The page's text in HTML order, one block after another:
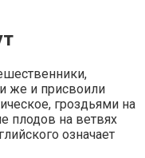
же и присвоили
гроздьями на
плодов на ветвях
означает